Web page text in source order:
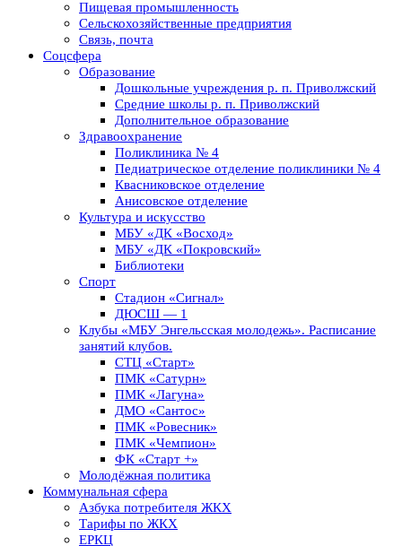
Пищевая промышленность
Сельскохозяйственные предприятия
Связь, почта
Соцсфера
Образование
Дошкольные учреждения р. п. Приволжский
Средние школы р. п. Приволжский
Дополнительное образование
Здравоохранение
Поликлиника № 4
Педиатрическое отделение поликлиники № 4
Квасниковское отделение
Анисовское отделение
Культура и искусство
МБУ «ДК «Восход»
МБУ «ДК «Покровский»
Библиотеки
Спорт
Стадион «Сигнал»
ДЮСШ — 1
Клубы «МБУ Энгельсская молодежь». Расписание
занятий клубов.
СТЦ «Старт»
ПМК «Сатурн»
ПМК «Лагуна»
ДМО «Сантос»
ПМК «Ровесник»
ПМК «Чемпион»
ФК «Старт +»
Молодёжная политика
Коммунальная сфера
Азбука потребителя ЖКХ
Тарифы по ЖКХ
ЕРКЦ